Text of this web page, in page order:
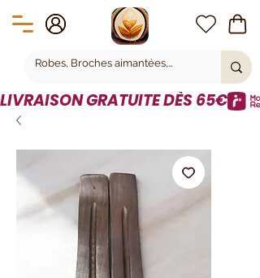
LIVRAISON GRATUITE DÈS 65€